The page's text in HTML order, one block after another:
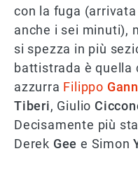
con la fuga
anche i sei minuti),
si spezza in più
battistrada è quella
azzurra Filippo
Tiberi, Giulio
Decisamente più
Derek Gee e Simon